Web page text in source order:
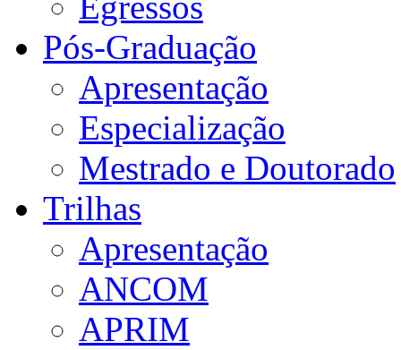
Pós-Graduação
Apresentação
Especialização
Mestrado e Doutorado
Trilhas
Apresentação
ANCOM
APRIM